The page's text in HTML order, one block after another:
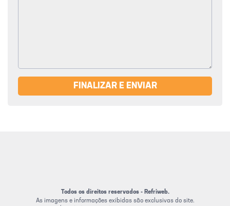
FINALIZAR E ENVIAR
Todos os direitos reservados - Refriweb.
As imagens e informações exibidas são exclusivas do site.